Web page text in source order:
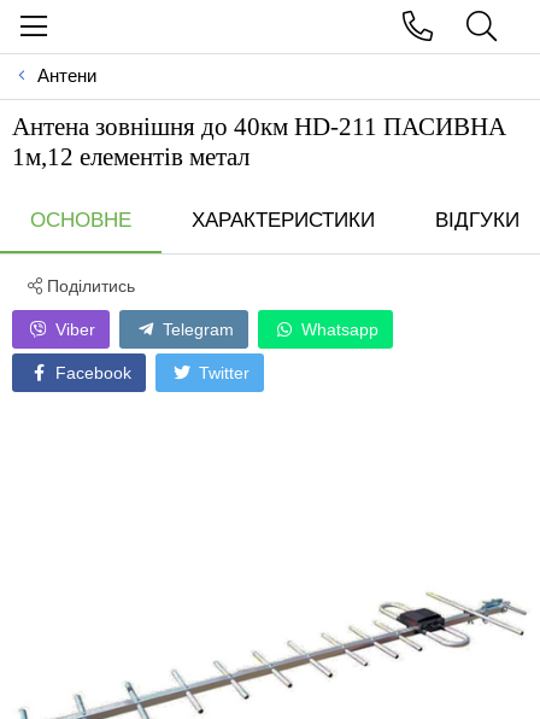
Антени
Антена зовнiшня до 40км HD-211 ПАСИВНА
1м,12 елементiв метал
ОСНОВНЕ ХАРАКТЕРИСТИКИ ВІДГУКИ
Поділитись
Viber Telegram Whatsapp
Facebook Twitter